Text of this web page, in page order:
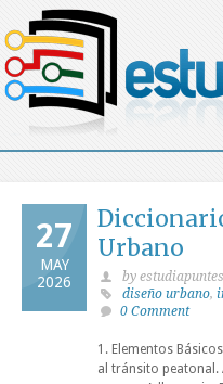
27
MAY
2026
Urbano
by estudiapuntes
diseño urbano,
0 Comment
1. Elementos
al tránsito peatonal.